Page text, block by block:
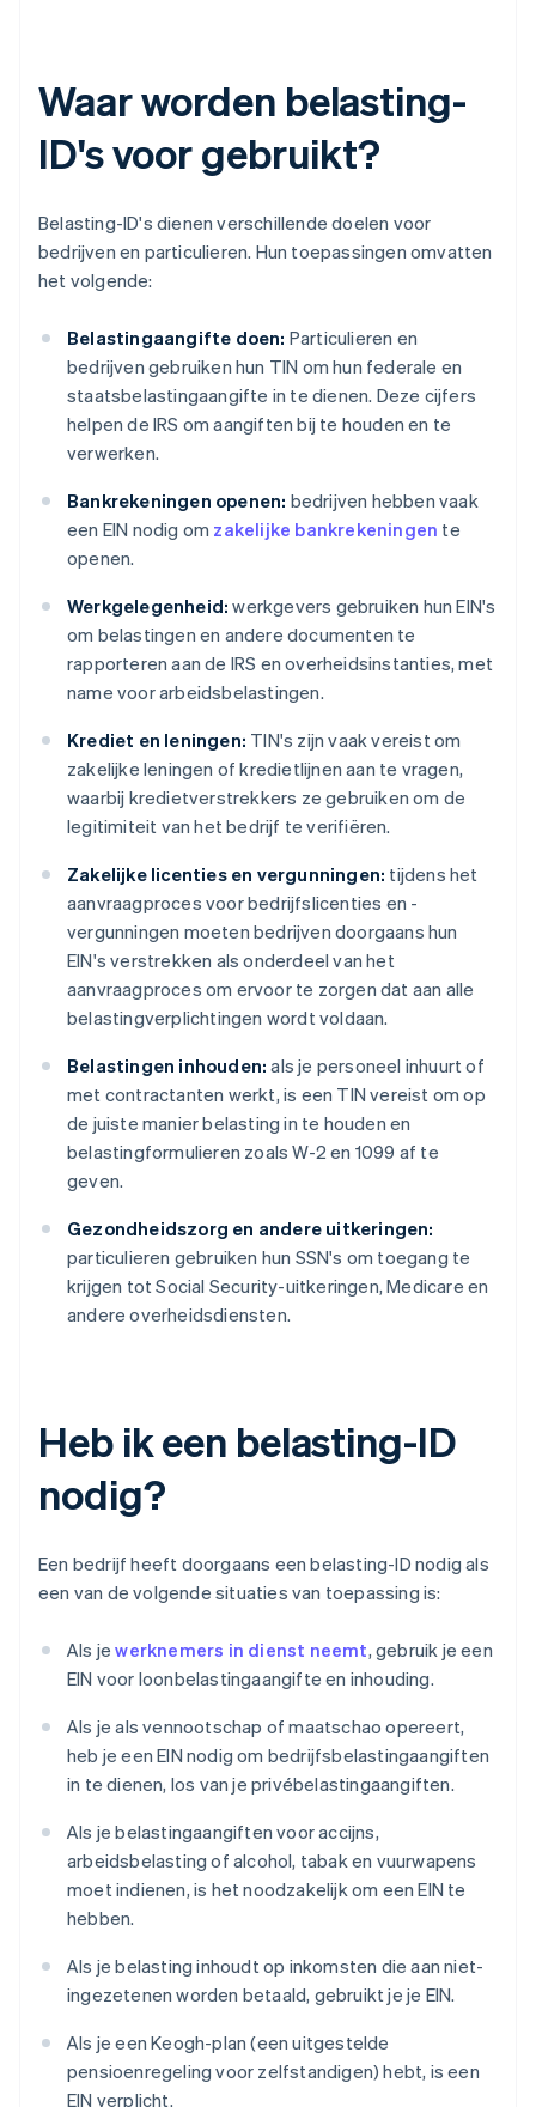
Waar worden belasting-
ID's voor gebruikt?
Belasting-ID's dienen verschillende doelen voor
bedrijven en particulieren. Hun toepassingen omvatten
het volgende:
Belastingaangifte doen: Particulieren en
bedrijven gebruiken hun TIN om hun federale en
staatsbelastingaangifte in te dienen. Deze cijfers
helpen de IRS om aangiften bij te houden en te
verwerken.
Bankrekeningen openen: bedrijven hebben vaak
een EIN nodig om zakelijke bankrekeningen te
openen.
Werkgelegenheid: werkgevers gebruiken hun EIN's
om belastingen en andere documenten te
rapporteren aan de IRS en overheidsinstanties, met
name voor arbeidsbelastingen.
Krediet en leningen: TIN's zijn vaak vereist om
zakelijke leningen of kredietlijnen aan te vragen,
waarbij kredietverstrekkers ze gebruiken om de
legitimiteit van het bedrijf te verifiëren.
Zakelijke licenties en vergunningen: tijdens het
aanvraagproces voor bedrijfslicenties en -
vergunningen moeten bedrijven doorgaans hun
EIN's verstrekken als onderdeel van het
aanvraagproces om ervoor te zorgen dat aan alle
belastingverplichtingen wordt voldaan.
Belastingen inhouden: als je personeel inhuurt of
met contractanten werkt, is een TIN vereist om op
de juiste manier belasting in te houden en
belastingformulieren zoals W-2 en 1099 af te
geven.
Gezondheidszorg en andere uitkeringen:
particulieren gebruiken hun SSN's om toegang te
krijgen tot Social Security-uitkeringen, Medicare en
andere overheidsdiensten.
Heb ik een belasting-ID
nodig?
Een bedrijf heeft doorgaans een belasting-ID nodig als
een van de volgende situaties van toepassing is:
Als jewerknemers in dienst neemt, gebruik je een
EIN voor loonbelastingaangifte en inhouding.
Als je als vennootschap of maatschao opereert,
heb je een EIN nodig om bedrijfsbelastingaangiften
in te dienen, los van je privébelastingaangiften.
Als je belastingaangiften voor accijns,
arbeidsbelasting of alcohol, tabak en vuurwapens
moet indienen, is het noodzakelijk om een EIN te
hebben.
Als je belasting inhoudt op inkomsten die aan niet-
ingezetenen worden betaald, gebruikt je je EIN.
Als je een Keogh-plan (een uitgestelde
pensioenregeling voor zelfstandigen) hebt, is een
EIN verplicht.